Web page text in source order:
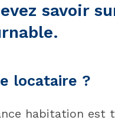
savoir
locataire ?
habitation est